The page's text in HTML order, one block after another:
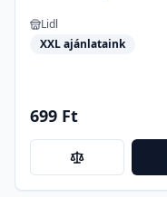
Lidl
XXL ajánlataink
699 Ft